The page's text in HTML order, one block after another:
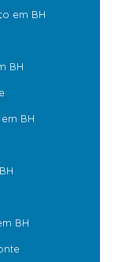
em BH
BH
BH
BH